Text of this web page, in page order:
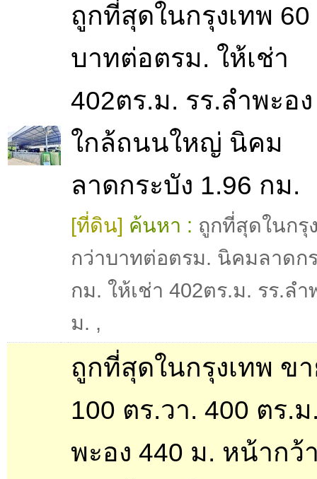
ถูกที่สุดในกรุงเทพ 60
บาทต่อตรม. ให้เช่า
402ตร.ม. รร.ลำพะอ
ใกล้ถนนใหญ่ นิคม
ลาดกระบัง 1.96 กม.
[ที่ดิน] ค้นหา : ถูกที่สุดในกรุ
กว่าบาทต่อตรม. นิคมลาดก
กม. ให้เช่า 402ตร.ม. รร.ลำ
ม. ,
ถูกที่สุดในกรุงเทพ ข
100 ตร.วา. 400 ตร.
พะอง 440 ม. หน้ากว้